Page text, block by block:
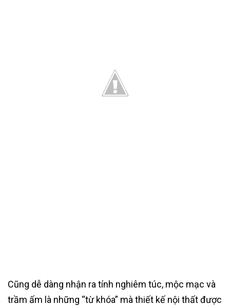
Cũng dễ dàng nhận ra tính nghiêm túc, mộc mạc và
trầm ấm là những “từ khóa” mà thiết kế nội thất được